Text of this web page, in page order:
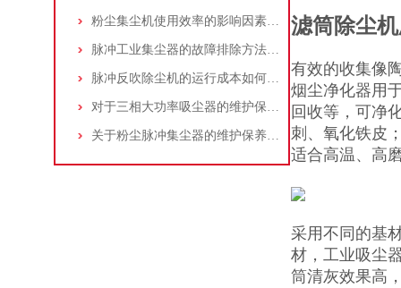
粉尘集尘机使用效率的影响因素及改进措施
脉冲工业集尘器的故障排除方法和注意事项
脉冲反吹除尘机的运行成本如何控制和优化？
对于三相大功率吸尘器的维护保养，你了解多少
关于粉尘脉冲集尘器的维护保养问题
滤筒除尘
有效的收集像
烟尘净化器用
回收等，可净
刺、氧化铁皮
适合高温、高
采用不同的基
材，工业吸尘
筒清灰效果高